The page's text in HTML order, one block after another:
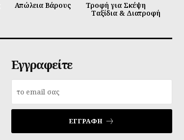
Απώλεια Βάρους
Τροφή για Σκέψη
Ταξίδια & Διατροφή
Εγγραφείτε
ΕΓΓΡΑΦΉ